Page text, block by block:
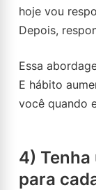
hoje vou
Depois,
Essa
E hábito
você quando
4)
para